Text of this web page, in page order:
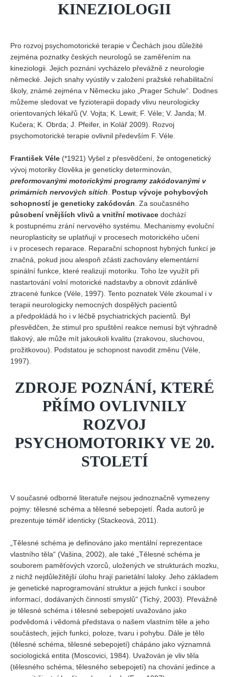
KINEZIOLOGII
Pro rozvoj psychomotorické terapie v Čechách jsou důležité
zejména poznatky českých neurologů se zaměřením na
kineziologii. Jejich poznání vycházelo převážně z neurologie
německé. Jejich snahy vyústily v založení pražské rehabilitační
školy, známé zejména v Německu jako „Prager Schule“. Dodnes
můžeme sledovat ve fyzioterapii dopady vlivu neurologicky
orientovaných lékařů (V. Vojta; K. Lewit; F. Véle; V. Janda; M.
Kučera; K. Obrda; J. Pfeifer, in Kolář 2009). Rozvoj
psychomotorické terapie ovlivnil především F. Véle.
František Véle (*1921) Vyšel z přesvědčení, že ontogenetický
vývoj motoriky člověka je geneticky determinován,
preformovanými motorickými programy zakódovanými v
primárních nervových sítích
Postup vývoje pohybových
schopností je geneticky zakódován . Za současného
působení vnějších vlivů a vnitřní motivace dochází
k postupnému zrání nervového systému. Mechanismy evoluční
neuroplasticity se uplatňují v procesech motorického učení
i v procesech reparace. Reparační schopnost hybných funkcí je
značná, pokud jsou alespoň zčásti zachovány elementární
spinální funkce, které realizují motoriku. Toho lze využít při
nastartování volní motorické nadstavby a obnovit zdánlivě
ztracené funkce (Véle, 1997). Tento poznatek Véle zkoumal i v
terapii neurologicky nemocných dospělých pacientů
a předpokládá ho i v léčbě psychiatrických pacientů. Byl
přesvědčen, že stimul pro spuštění reakce nemusí být výhradně
tlakový, ale může mít jakoukoli kvalitu (zrakovou, sluchovou,
prožitkovou). Podstatou je schopnost navodit změnu (Véle,
1997).
ZDROJE POZNÁNÍ, KTERÉ
PŘÍMO OVLIVNILY
ROZVOJ
PSYCHOMOTORIKY VE 20.
STOLETÍ
V současné odborné literatuře nejsou jednoznačně vymezeny
pojmy: tělesné schéma a tělesné sebepojetí. Řada autorů je
prezentuje téměř identicky (Stackeová, 2011).
„Tělesné schéma je definováno jako mentální reprezentace
vlastního těla“ (Vašina, 2002), ale také „Tělesné schéma je
souborem paměťových vzorců, uložených ve strukturách mozku,
z nichž nejdůležitější úlohu hrají parietální laloky. Jeho základem
je genetické naprogramování struktur a jejich funkcí i soubor
informací, dodávaných činností smyslů“ (Tichý, 2003). Převážně
je tělesné schéma i tělesné sebepojetí uvažováno jako
podvědomá i vědomá představa o našem vlastním těle a jeho
součástech, jejich funkci, poloze, tvaru i pohybu. Dále je tělo
(tělesné schéma, tělesné sebepojetí) chápáno jako významná
sociologická entita (Moscovici, 1984). Uvažován je vliv těla
(tělesného schéma, tělesného sebepojetí) na chování jedince a